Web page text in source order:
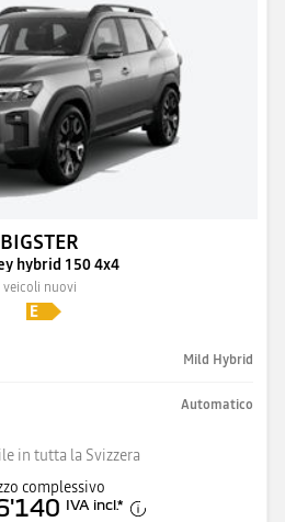
BIGSTER
hybrid 150 4x4
veicoli nuovi
Mild Hybrid
Automatico
in tutta la Svizzera
complessivo
IVA incl.*